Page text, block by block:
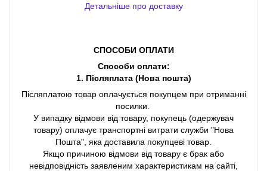
Детальніше про доставку
СПОСОБИ ОПЛАТИ
Способи оплати:
1. Післяплата (Нова пошта)
Післяплатою товар оплачується покупцем при отриманні
посилки.
У випадку відмови від товару, покупець (одержувач
товару) оплачує транспортні витрати служби "Нова
Пошта", яка доставила покупцеві товар.
Якщо причиною відмови від товару є брак або
невідповідність заявленим характеристикам на сайті,